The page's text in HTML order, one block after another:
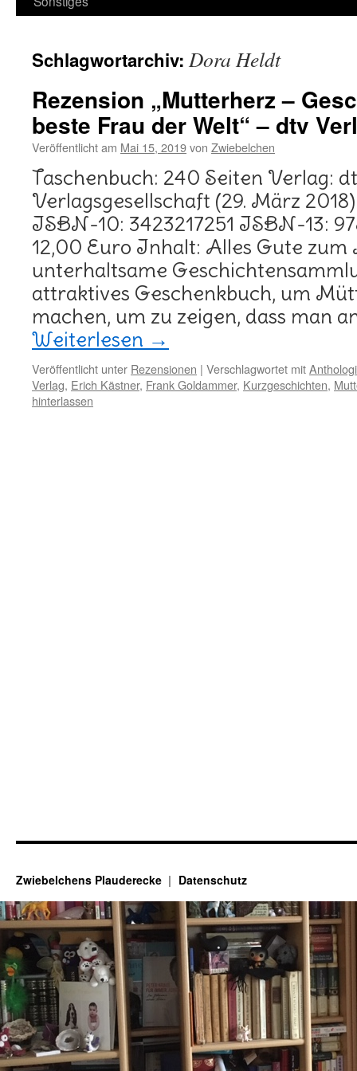
Schlagwortarchiv: Dora Heldt
Rezension „Mutterherz –
beste Frau der Welt“ – dtv
Veröffentlicht am Mai 15, 2019von Zwiebelchen
Taschenbuch: 240 Seiten Verlag:
Verlagsgesellschaft (29. März
ISBN-10: 3423217251 ISBN-13:
12,00 Euro Inhalt: Alles Gute zum
unterhaltsame
attraktives Geschenkbuch, um
machen, um zu zeigen, dass man
Weiterlesen →
Veröffentlicht unter Rezensionen | Verschlagwortet mit
Verlag, Erich Kästner, Frank Goldammer, Kurzgeschichten,
hinterlassen
Zwiebelchens Plauderecke Datenschutz